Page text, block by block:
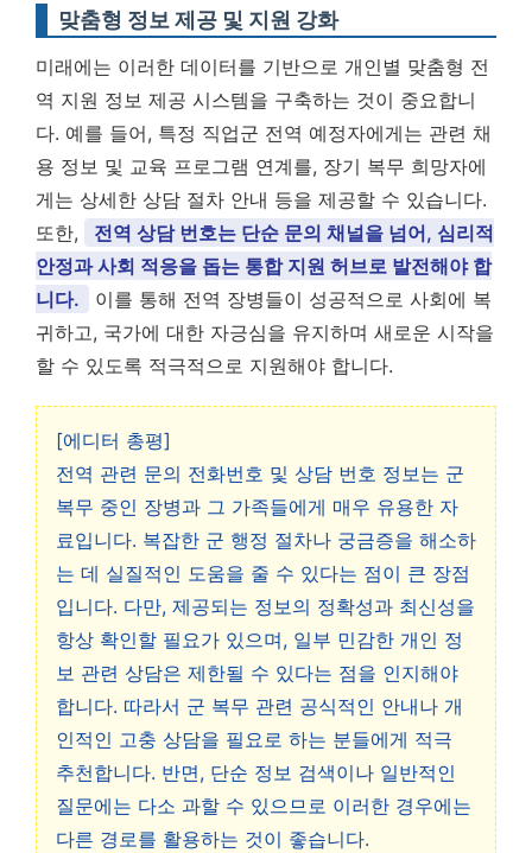
맞춤형 정보 제공 및 지원 강화
미래에는 이러한 데이터를 기반으로 개인별 맞춤형 전
역 지원 정보 제공 시스템을 구축하는 것이 중요합니
다. 예를 들어, 특정 직업군 전역 예정자에게는 관련 채
용 정보 및 교육 프로그램 연계를, 장기 복무 희망자에
게는 상세한 상담 절차 안내 등을 제공할 수 있습니다.
또한,
전역 상담 번호는 단순 문의 채널을 넘어, 심리적
안정과 사회 적응을 돕는 통합 지원 허브로 발전해야 합
니다.
이를 통해 전역 장병들이 성공적으로 사회에 복
귀하고, 국가에 대한 자긍심을 유지하며 새로운 시작을
할 수 있도록 적극적으로 지원해야 합니다.
[에디터 총평]
전역 관련 문의 전화번호 및 상담 번호 정보는 군
복무 중인 장병과 그 가족들에게 매우 유용한 자
료입니다. 복잡한 군 행정 절차나 궁금증을 해소하
는 데 실질적인 도움을 줄 수 있다는 점이 큰 장점
입니다. 다만, 제공되는 정보의 정확성과 최신성을
항상 확인할 필요가 있으며, 일부 민감한 개인 정
보 관련 상담은 제한될 수 있다는 점을 인지해야
합니다. 따라서 군 복무 관련 공식적인 안내나 개
인적인 고충 상담을 필요로 하는 분들에게 적극
추천합니다. 반면, 단순 정보 검색이나 일반적인
질문에는 다소 과할 수 있으므로 이러한 경우에는
다른 경로를 활용하는 것이 좋습니다.